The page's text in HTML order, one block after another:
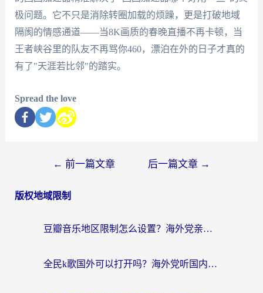
极问题。它不只是消除转圈加载的烦躁，更是打破地域
隔阂的情感通道——当8K画质的春晚直播不再卡顿，当
王者峡谷里的队友不再骂你460，漂泊在外的日子才真的
有了"天涯若比邻"的踏实。
Spread the love
← 前一篇文章 后一篇文章 →
版权地域限制
豆瓣音乐地区限制怎么设置？海外党亲测有效的回国加速方案来了
全民k歌国外可以打开吗？海外党听国内音乐听书的实用指南